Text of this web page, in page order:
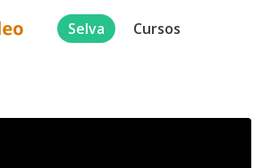
Selva Cursos